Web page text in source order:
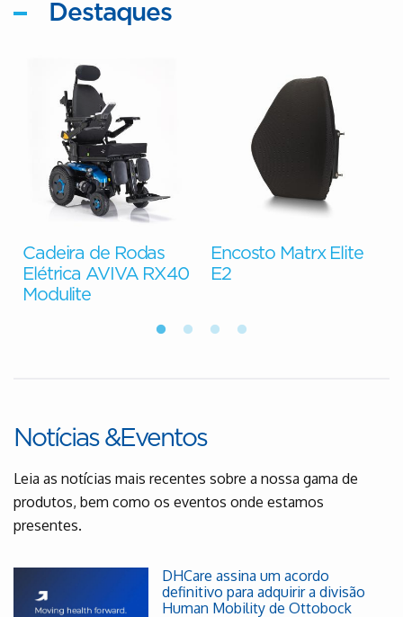
Destaques
Cadeira de Rodas
Elétrica AVIVA RX40
Modulite
Encosto Matrx Elite
E2
Notícias &Eventos
Leia as notícias mais recentes sobre a nossa gama de
produtos, bem como os eventos onde estamos
presentes.
DHCare assina um acordo
definitivo para adquirir a divisão
Human Mobility de Ottobock